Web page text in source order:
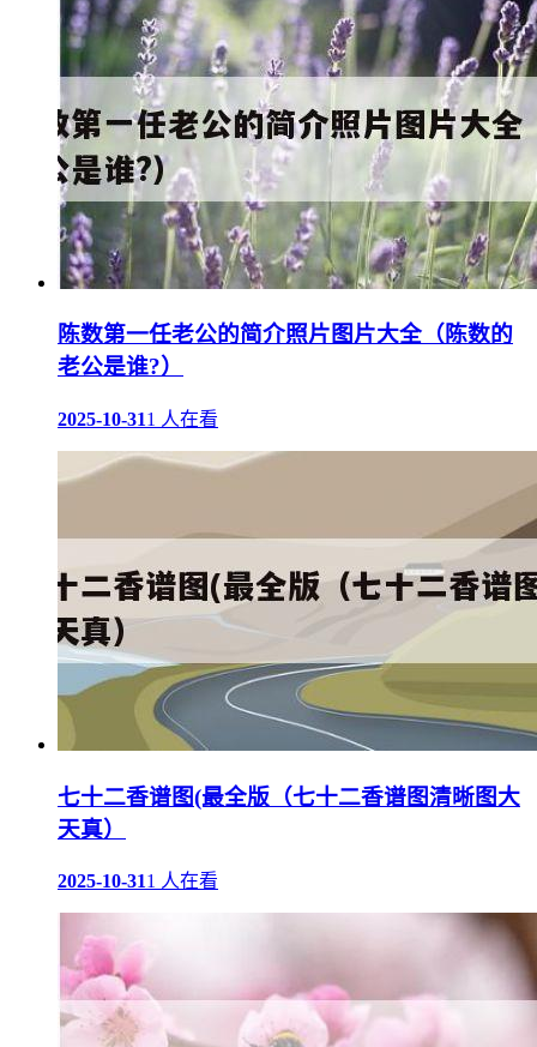
陈数第一任老公的简介照片图片大全（陈数的
老公是谁?）
2025-10-311 人在看
七十二香谱图(最全版（七十二香谱图清晰图大
天真）
2025-10-311 人在看